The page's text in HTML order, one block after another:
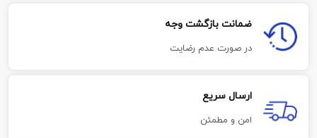
ضمانت بازگشت وجه
در صورت عدم رضایت
ارسال سریع
امن و مطمئن